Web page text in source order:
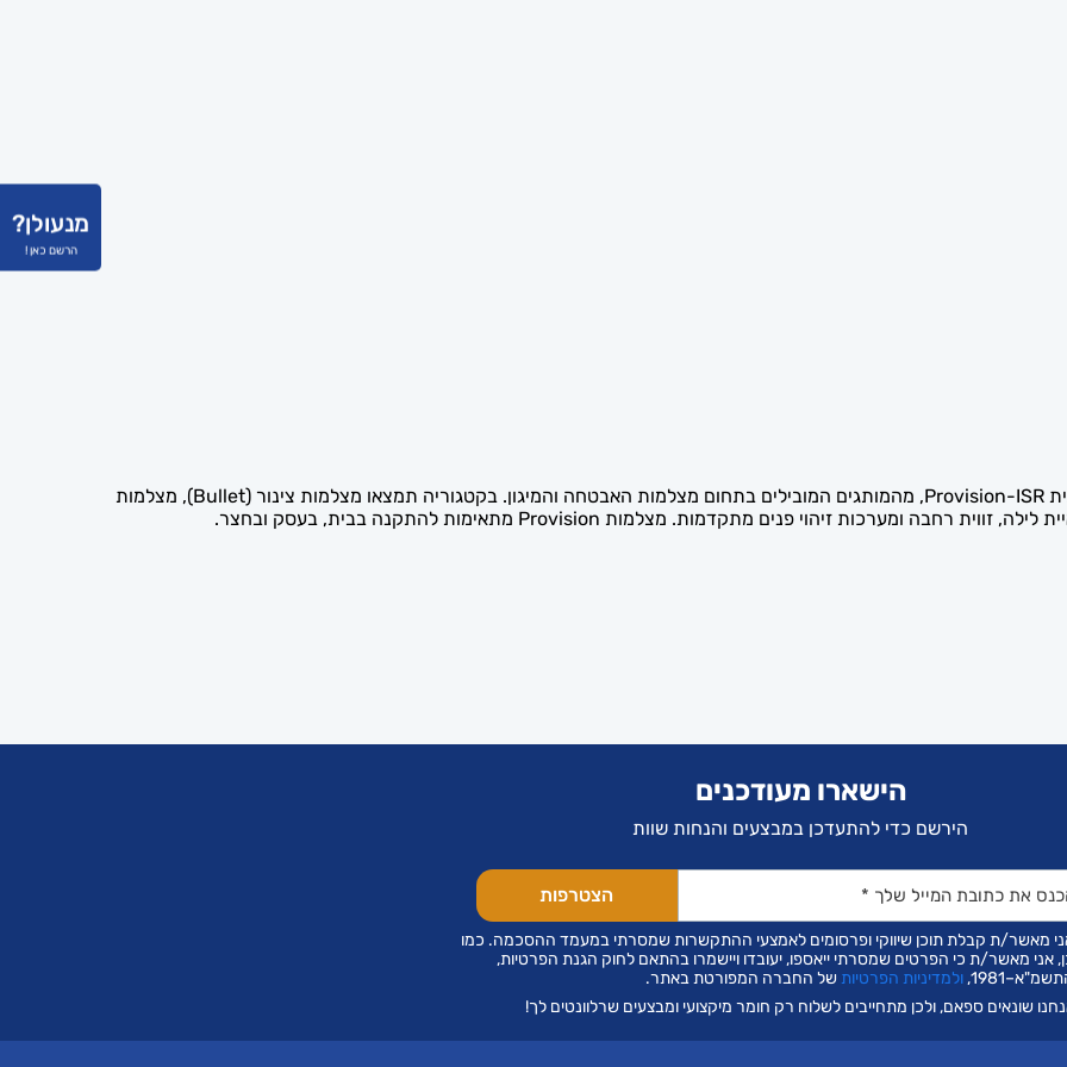
מציעה מצלמות אבטחה מבית Provision-ISR, מהמותגים המובילים בתחום מצלמות האבטחה והמיגון. בקטגוריה תמצאו מצלמות צינור (Bullet), מצלמות
מנעולן?
הרשם כאן !
הישארו מעודכנים
הירשם כדי להתעדכן במבצעים והנחות שוות
מאשר/ת קבלת תוכן שיווקי ופרסומים לאמצעי ההתקשרות שמסרתי במעמד ההסכמה. כמו
אני מאשר/ת כי הפרטים שמסרתי ייאספו, יעובדו ויישמרו בהתאם לחוק הגנת הפרטיות,
ולמדיניות הפרטיות של החברה המפורטת באתר.
שונאים ספאם, ולכן מתחייבים לשלוח רק חומר מיקצועי ומבצעים שרלוונטים לך!